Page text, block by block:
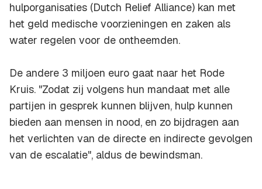
hulporganisaties (Dutch Relief Alliance) kan met
het geld medische voorzieningen en zaken als
water regelen voor de ontheemden.
De andere 3 miljoen euro gaat naar het Rode
Kruis. "Zodat zij volgens hun mandaat met alle
partijen in gesprek kunnen blijven, hulp kunnen
bieden aan mensen in nood, en zo bijdragen aan
het verlichten van de directe en indirecte gevolgen
van de escalatie", aldus de bewindsman.